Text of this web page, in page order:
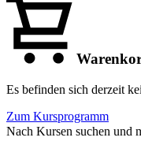
Es befinden sich derzeit
Zum Kursprogramm
Nach Kursen suchen und